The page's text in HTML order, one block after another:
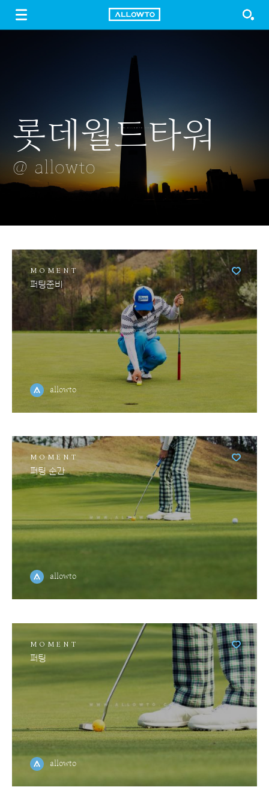
롯데월드타워
@ allowto
아름다운
경복궁 단청
플립시계
@ allowto
우거진 벚꽃
@ allowto
자목련
@ allowto
MOMENT
퍼팅준비
allowto
MOMENT
퍼팅 순간
allowto
MOMENT
퍼팅
allowto